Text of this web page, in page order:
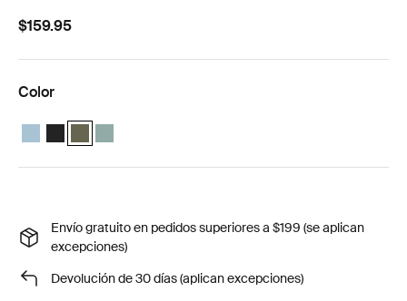
$159.95
Color
Thule RoundTrip ski bag 192cm Azul medio
Thule RoundTrip ski bag 192cm Negro
Thule RoundTrip ski bag 192cm Caqui oscuro (selected)
Thule RoundTrip ski bag 192cm Verde brumoso
Envío gratuito en pedidos superiores a $199 (se aplican
excepciones)
Devolución de 30 días (aplican excepciones)